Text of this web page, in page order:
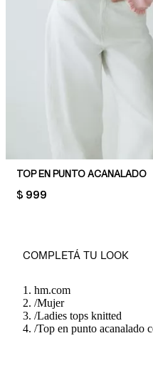
TOP EN PUNTO ACANALADO
PRICE:
$ 999
COMPLETÁ TU LOOK
hm.com
/Mujer
/Ladies tops knitted
/Top en punto acanalado